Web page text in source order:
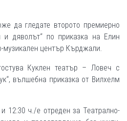
да гледате второто премиерно
дяволът“ по приказка на Елин
музикален център Кърджали.
Куклен театър – Ловеч с
вълшебна приказка от Вилхелм
12:30 ч./е отреден за Театрално-